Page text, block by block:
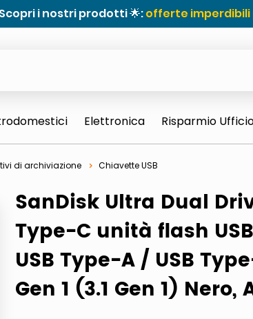
Scopri i nostri prodotti 🌟:offerte imperdibili
thin rotondo sun
Elettronica Risparmio
di archiviazione Chiavette USB
SanDisk Ultra Dual
Type-C unità flash USB
USB Type-A / USB
Gen 1 (3.1 Gen 1) Nero,